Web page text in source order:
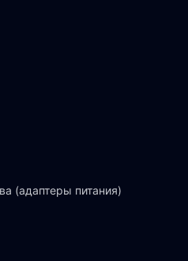
(адаптеры питания)